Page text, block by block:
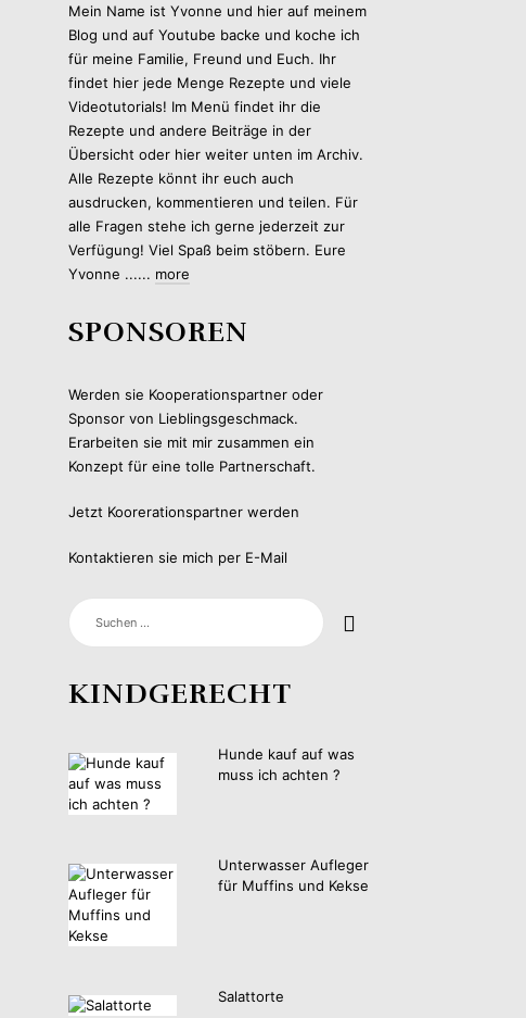
Mein Name ist Yvonne und hier auf meinem
Blog und auf Youtube backe und koche ich
für meine Familie, Freund und Euch. Ihr
findet hier jede Menge Rezepte und viele
Videotutorials! Im Menü findet ihr die
Rezepte und andere Beiträge in der
Übersicht oder hier weiter unten im Archiv.
Alle Rezepte könnt ihr euch auch
ausdrucken, kommentieren und teilen. Für
alle Fragen stehe ich gerne jederzeit zur
Verfügung! Viel Spaß beim stöbern. Eure
Yvonne ...... more
SPONSOREN
Werden sie Kooperationspartner oder
Sponsor von Lieblingsgeschmack.
Erarbeiten sie mit mir zusammen ein
Konzept für eine tolle Partnerschaft.
Jetzt Koorerationspartner werden
Kontaktieren sie mich per E-Mail
SUCHEN
NACH:
KINDGERECHT
Hunde kauf auf was
muss ich achten ?
Unterwasser Aufleger
für Muffins und Kekse
Salattorte